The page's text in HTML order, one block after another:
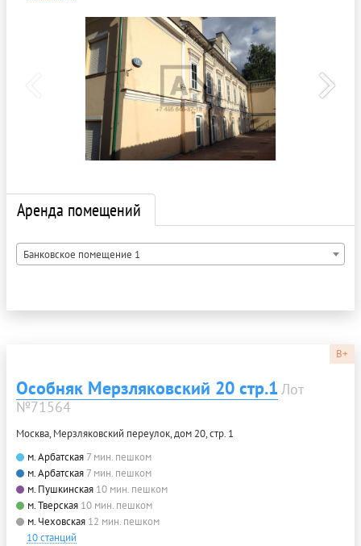
Аренда помещений
Банковское помещение 1
B+
Особняк Мерзляковский 20 стр.1 Лот
№71564
Москва, Мерзляковский переулок, дом 20, стр. 1
м. Арбатская 7 мин. пешком
м. Арбатская 7 мин. пешком
м. Пушкинская 10 мин. пешком
м. Тверская 10 мин. пешком
м. Чеховская 12 мин. пешком
10 станций